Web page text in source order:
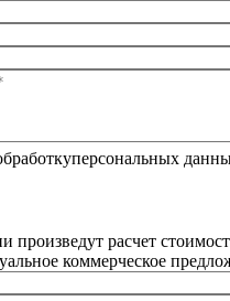
персональных
расчет
коммерческое